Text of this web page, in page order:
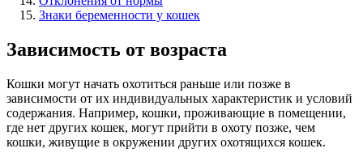
Знаки беременности у кошек
Зависимость от возраста
Кошки могут начать охотиться раньше или позже в
зависимости от их индивидуальных характеристик и условий
содержания. Например, кошки, проживающие в помещении,
где нет других кошек, могут прийти в охоту позже, чем
кошки, живущие в окружении других охотящихся кошек.